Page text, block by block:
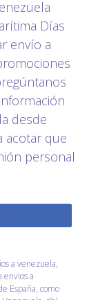
Días
envío a
desde
acotar que
personal
a venezuela,
envios a
España,como